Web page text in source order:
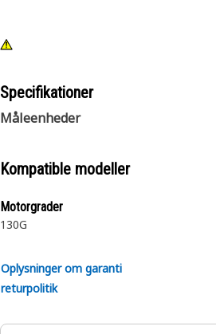
Specifikationer
Måleenheder
Kompatible modeller
Motorgrader
130G
Oplysninger om garanti
returpolitik